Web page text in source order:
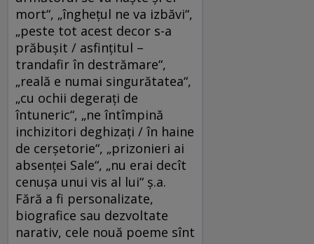
mort“, „îngheţul ne va izbăvi“,
„peste tot acest decor s-a
prăbuşit / asfinţitul –
trandafir în destrămare“,
„reală e numai singurătatea“,
„cu ochii degeraţi de
întuneric“, „ne întîmpină
inchizitori deghizaţi / în haine
de cerşetorie“, „prizonieri ai
absenţei Sale“, „nu erai decît
cenuşa unui vis al lui“ ş.a.
Fără a fi personalizate,
biografice sau dezvoltate
narativ, cele nouă poeme sînt